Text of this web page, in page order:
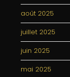
août 2025
juillet 2025
juin 2025
mai 2025